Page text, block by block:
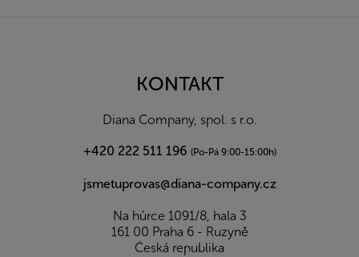
KONTAKT
Diana Company, spol. s r.o.
+420 222 511 196 (Po-Pá 9:00-15:00h)
jsmetuprovas@diana-company.cz
Na hůrce 1091/8, hala 3
161 00 Praha 6 - Ruzyně
Česká republika